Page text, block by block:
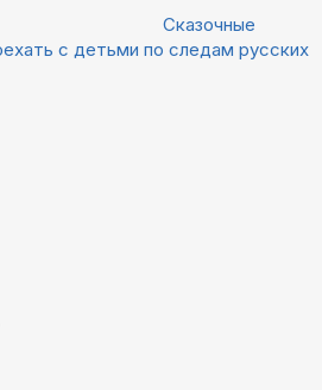
Сказочные
с детьми по следам русских